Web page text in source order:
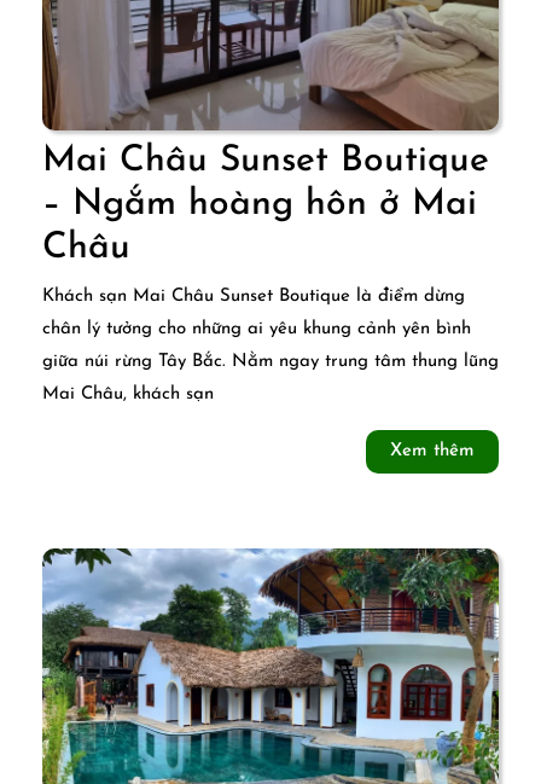
Mai Châu Sunset Boutique
– Ngắm hoàng hôn ở Mai
Châu
Châu
Sunset
Boutique
hôn
ở
Mai
Châu
Khách sạn Mai Châu Sunset Boutique là điểm dừng
chân lý tưởng cho những ai yêu khung cảnh yên bình
giữa núi rừng Tây Bắc. Nằm ngay trung tâm thung lũng
Mai Châu, khách sạn
Xem thêm
thêm